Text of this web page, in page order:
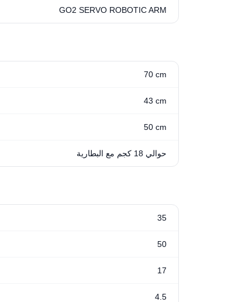
GO2 SERVO ROBOTIC ARM
70 cm
43 cm
50 cm
حوالي 18 كجم مع البطارية
35
50
17
4.5